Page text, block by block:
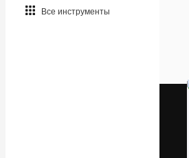
Все инструменты